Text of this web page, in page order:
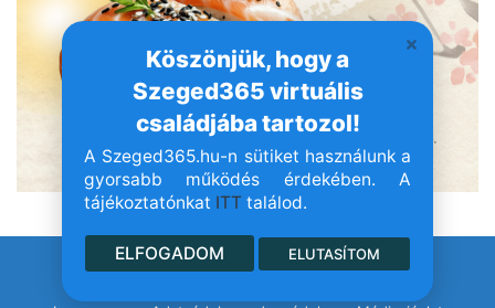
Köszönjük, hogy a
Szeged365 virtuális
családjába tartozol!
A Szeged365.hu-n sütiket használunk a
gyorsabb működés érdekében. A
tájékoztatónkat ITT találod.
ELFOGADOM ELUTASÍTOM
© Szeged365.hu I Minden jog fenntartva!